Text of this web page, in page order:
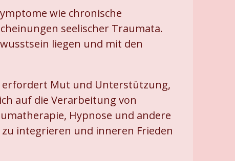
wie chronische
seelischer Traumata.
liegen und mit den
erfordert Mut und Unterstützung,
auf die Verarbeitung von
Hypnose und andere
integrieren und inneren Frieden